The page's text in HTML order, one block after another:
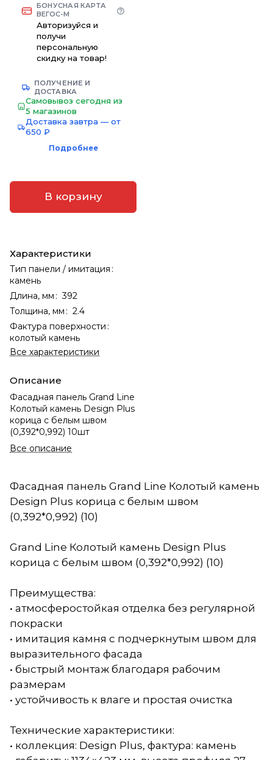
БОНУСНАЯ КАРТА
ВЕГОС-М
Авторизуйся и
получи
персональную
скидку на товар!
ПОЛУЧЕНИЕ И
ДОСТАВКА
Самовывоз сегодня из
5 магазинов
Доставка завтра — от
650 ₽
Подробнее
В корзину
Характеристики
Тип панели / имитация :
камень
Длина, мм : 392
Толщина, мм : 2.4
Фактура поверхности :
колотый камень
Все характеристики
Описание
Фасадная панель Grand Line
Колотый камень Design Plus
корица с белым швом
(0,392*0,992) 10шт
Все описание
Фасадная панель Grand Line Колотый камень
Design Plus корица с белым швом
(0,392*0,992) (10)
Grand Line Колотый камень Design Plus
корица с белым швом (0,392*0,992) (10)
Преимущества:
• атмосферостойкая отделка без регулярной
покраски
• имитация камня с подчеркнутым швом для
выразительного фасада
• быстрый монтаж благодаря рабочим
размерам
• устойчивость к влаге и простая очистка
Технические характеристики:
• коллекция: Design Plus, фактура: камень